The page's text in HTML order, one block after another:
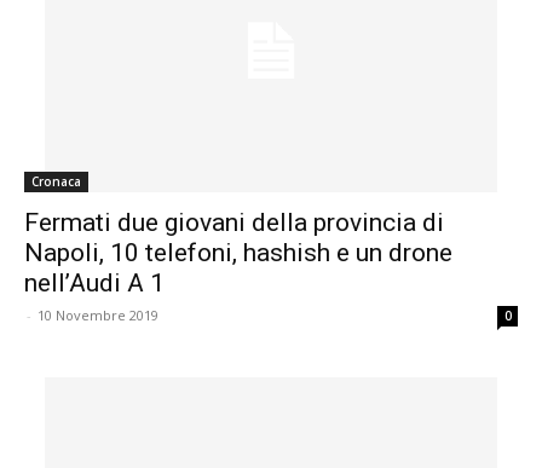
Cronaca
Fermati due giovani della provincia di
Napoli, 10 telefoni, hashish e un drone
nell’Audi A 1
- 10 Novembre 2019 0